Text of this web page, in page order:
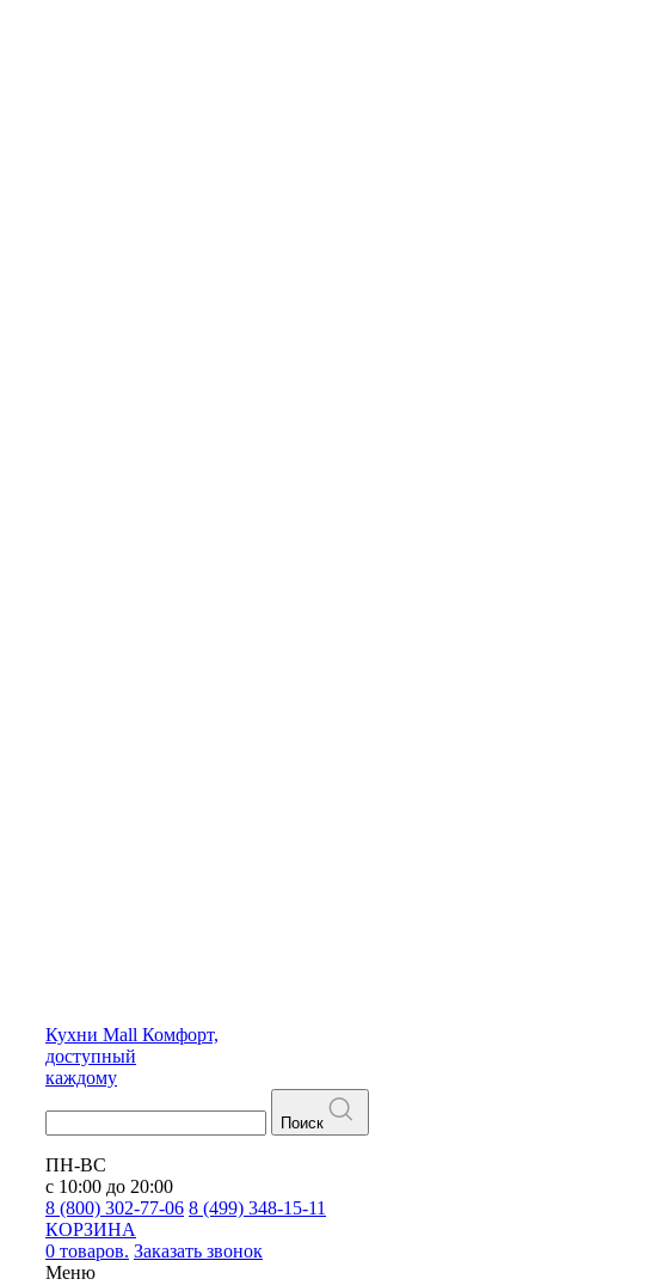
Кухни Mall Комфорт,
доступный
каждому
Поиск
ПН-ВС
с 10:00 до 20:00
8 (800) 302-77-06 8 (499) 348-15-11
КОРЗИНА
0 товаров. Заказать звонок
Меню